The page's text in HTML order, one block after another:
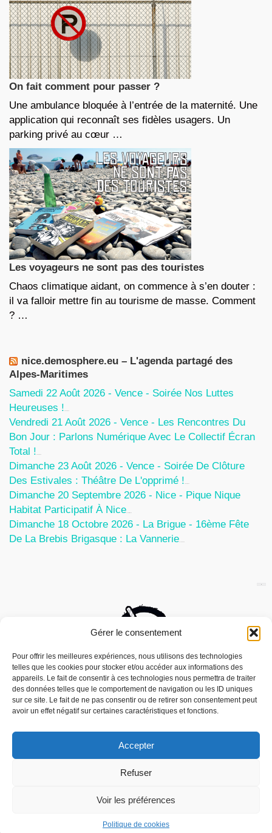
Gérer le consentement
Pour offrir les meilleures expériences, nous utilisons des technologies
telles que les cookies pour stocker et/ou accéder aux informations des
appareils. Le fait de consentir à ces technologies nous permettra de traiter
des données telles que le comportement de navigation ou les ID uniques
sur ce site. Le fait de ne pas consentir ou de retirer son consentement peut
avoir un effet négatif sur certaines caractéristiques et fonctions.
Accepter
Refuser
Voir les préférences
Politique de cookies
On fait comment pour passer ?
Une ambulance bloquée à l’entrée de la maternité. Une
application qui reconnaît ses fidèles usagers. Un
parking privé au cœur …
Les voyageurs ne sont pas des touristes
Chaos climatique aidant, on commence à s’en douter :
il va falloir mettre fin au tourisme de masse. Comment
? …
nice.demosphere.eu – L'agenda partagé des
Alpes-Maritimes
Samedi 22 Août 2026 - Vence - Soirée Nos Luttes
Heureuses !
Vendredi 21 Août 2026 - Vence - Les Rencontres Du
Bon Jour : Parlons Numérique Avec Le Collectif Écran
Total !
Dimanche 23 Août 2026 - Vence - Soirée De Clôture
Des Estivales : Théâtre De L'opprimé !
Dimanche 20 Septembre 2026 - Nice - Pique Nique
Habitat Participatif À Nice
Dimanche 18 Octobre 2026 - La Brigue - 16ème Fête
De La Brebis Brigasque : La Vannerie
Mouais, le mensuel dubitatif…quoique est
édité par l’Association ARMA, Association
Pour la Reconnaissance des Médias
Alternatifs – contact[at]mouais.org
settings.